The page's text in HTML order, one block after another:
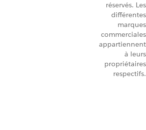
réservés. Les
différentes
marques
commerciales
appartiennent
à leurs
propriétaires
respectifs.